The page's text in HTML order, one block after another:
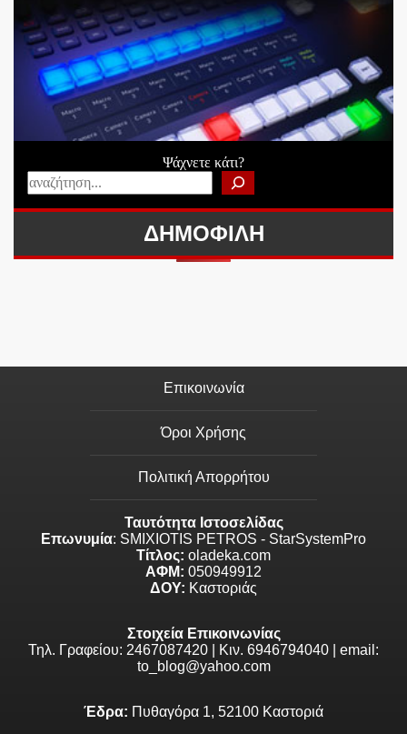
Ψάχνετε κάτι?
ΔΗΜΟΦΙΛΗ
Επικοινωνία
Όροι Χρήσης
Πολιτική Απορρήτου
Ταυτότητα Ιστοσελίδας
Επωνυμία: SMIXIOTIS PETROS - StarSystemPro
Τίτλος: oladeka.com
ΑΦΜ: 050949912
ΔΟΥ: Καστοριάς
Στοιχεία Επικοινωνίας
Τηλ. Γραφείου: 2467087420 | Κιν. 6946794040 | email:
to_blog@yahoo.com
Έδρα: Πυθαγόρα 1, 52100 Καστοριά